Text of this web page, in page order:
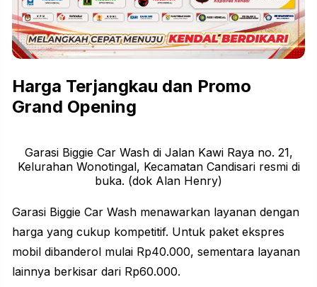
Harga Terjangkau dan Promo
Grand Opening
Garasi Biggie Car Wash di Jalan Kawi Raya no. 21,
Kelurahan Wonotingal, Kecamatan Candisari resmi di
buka. (dok Alan Henry)
Garasi Biggie Car Wash menawarkan layanan dengan
harga yang cukup kompetitif. Untuk paket ekspres
mobil dibanderol mulai Rp40.000, sementara layanan
lainnya berkisar dari Rp60.000.